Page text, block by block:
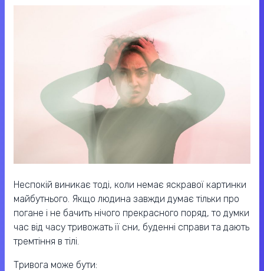
Неспокій виникає тоді, коли немає яскравої картинки
майбутнього. Якщо людина завжди думає тільки про
погане і не бачить нічого прекрасного поряд, то думки
час від часу тривожать її сни, буденні справи та дають
тремтіння в тілі.
Тривога може бути: